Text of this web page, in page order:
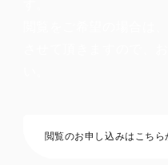
閲覧のお申し込みはこちら